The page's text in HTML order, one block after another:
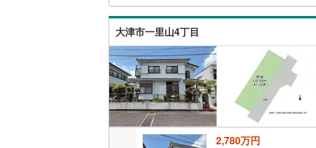
大津市一里山4丁目
2,780万円